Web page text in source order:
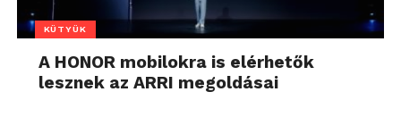
KÜTYÜK
A HONOR mobilokra is elérhetők
lesznek az ARRI megoldásai